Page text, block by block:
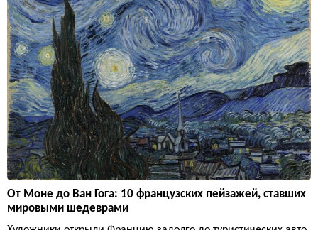
От Моне до Ван Гога: 10 французских пейзажей, ставших
мировыми шедеврами